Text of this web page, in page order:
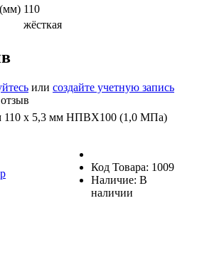
110
жёсткая
или создайте учетную запись
110 х 5,3 мм НПВХ100 (1,0 МПа)
Код Товара: 1009
Наличие: В
наличии